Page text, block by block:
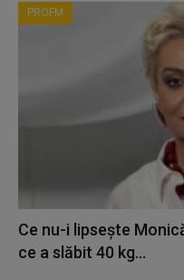
PROFM
Ce nu-i lipsește
ce a slăbit 40 kg...